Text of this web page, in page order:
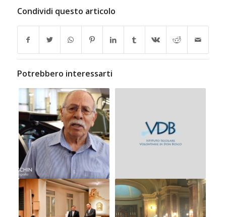
Condividi questo articolo
Potrebbero interessarti